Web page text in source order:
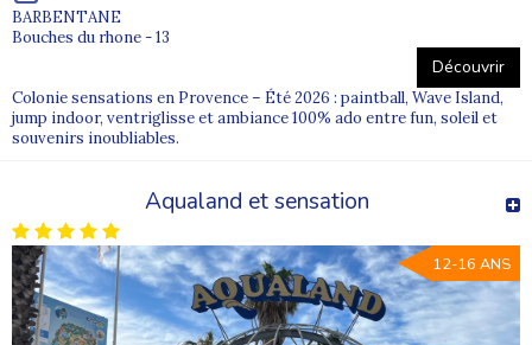
BARBENTANE
Bouches du rhone - 13
Découvrir
Colonie sensations en Provence – Été 2026 : paintball, Wave Island,
jump indoor, ventriglisse et ambiance 100% ado entre fun, soleil et
souvenirs inoubliables.
Aqualand et sensation
12-16 ANS